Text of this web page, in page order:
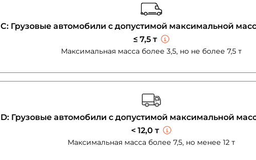
C: Грузовые автомобили с допустимой максимальной
≤ 7,5 т
Максимальная масса более 3,5, но не более 7,5 т
D: Грузовые автомобили с допустимой максимальной
< 12,0 т
Максимальная масса более 7,5, но менее 12 т